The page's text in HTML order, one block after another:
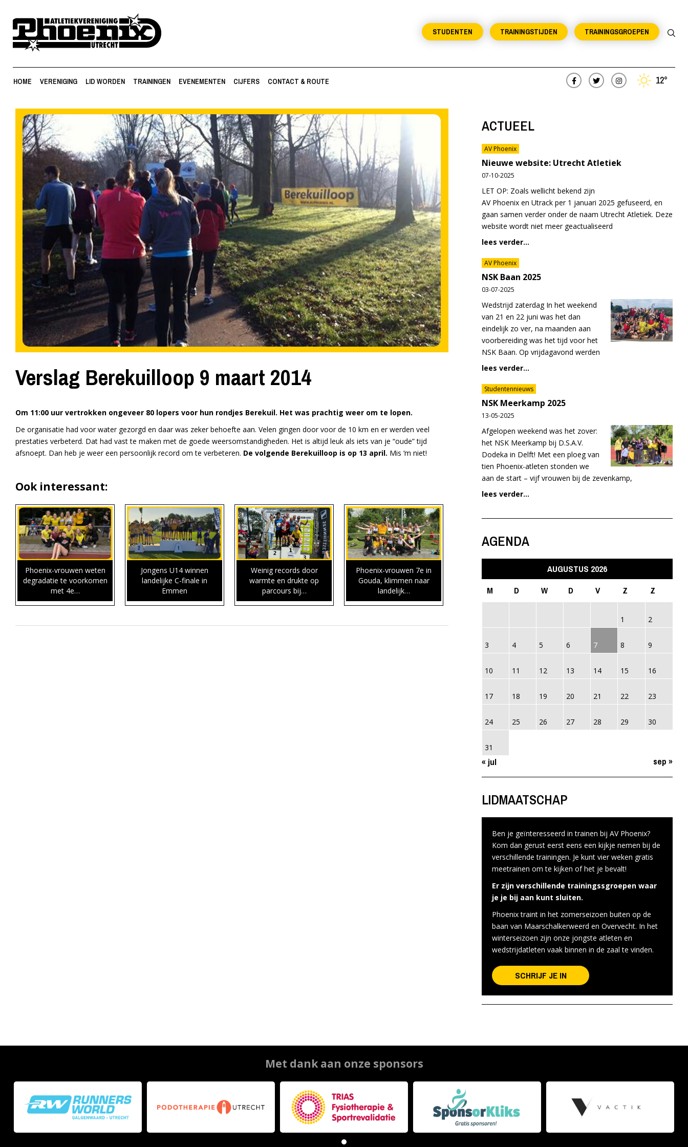
TRAININGSGROEPEN
TRAININGSTIJDEN
STUDENTEN
HOME VERENIGING LID WORDEN TRAININGEN EVENEMENTEN CIJFERS CONTACT & ROUTE 12°
Verslag Berekuilloop 9 maart 2014
Om 11:00 uur vertrokken ongeveer 80 lopers voor hun rondjes Berekuil. Het was prachtig weer om te lopen.
De organisatie had voor water gezorgd en daar was zeker behoefte aan. Velen gingen door voor de 10 km en er werden veel
prestaties verbeterd. Dat had vast te maken met de goede weersomstandigheden. Het is altijd leuk als iets van je “oude” tijd
afsnoept. Dan heb je weer een persoonlijk record om te verbeteren. De volgende Berekuilloop is op 13 april. Mis ‘m niet!
Ook interessant:
Phoenix-vrouwen weten
degradatie te voorkomen
met 4e…
Jongens U14 winnen
landelijke C-finale in
Emmen
Weinig records door
warmte en drukte op
parcours bij…
Phoenix-vrouwen 7e in
Gouda, klimmen naar
landelijk…
ACTUEEL
AV Phoenix
Nieuwe website: Utrecht Atletiek
07-10-2025
LET OP: Zoals wellicht bekend zijn
AV Phoenix en Utrack per 1 januari 2025 gefuseerd, en
gaan samen verder onder de naam Utrecht Atletiek. Deze
website wordt niet meer geactualiseerd
lees verder...
AV Phoenix
NSK Baan 2025
03-07-2025
Wedstrijd zaterdag In het weekend
van 21 en 22 juni was het dan
eindelijk zo ver, na maanden aan
voorbereiding was het tijd voor het
NSK Baan. Op vrijdagavond werden
lees verder...
Studentennieuws
NSK Meerkamp 2025
13-05-2025
Afgelopen weekend was het zover:
het NSK Meerkamp bij D.S.A.V.
Dodeka in Delft! Met een ploeg van
tien Phoenix-atleten stonden we
aan de start – vijf vrouwen bij de zevenkamp,
lees verder...
AGENDA
AUGUSTUS 2026
M
D W D V Z Z
1 2
3 4 5 6 7 8 9
10 11 12 13 14 15 16
17 18 19 20 21 22 23
24 25 26 27 28 29 30
31
« jul sep »
LIDMAATSCHAP
Ben je geïnteresseerd in trainen bij AV Phoenix?
Kom dan gerust eerst eens een kijkje nemen bij de
verschillende trainingen. Je kunt vier weken gratis
meetrainen om te kijken of het je bevalt!
Er zijn verschillende trainingssgroepen waar
je je bij aan kunt sluiten.
Phoenix traint in het zomerseizoen buiten op de
baan van Maarschalkerweerd en Overvecht. In het
winterseizoen zijn onze jongste atleten en
wedstrijdatleten vaak binnen in de zaal te vinden.
SCHRIJF JE IN
Met dank aan onze sponsors